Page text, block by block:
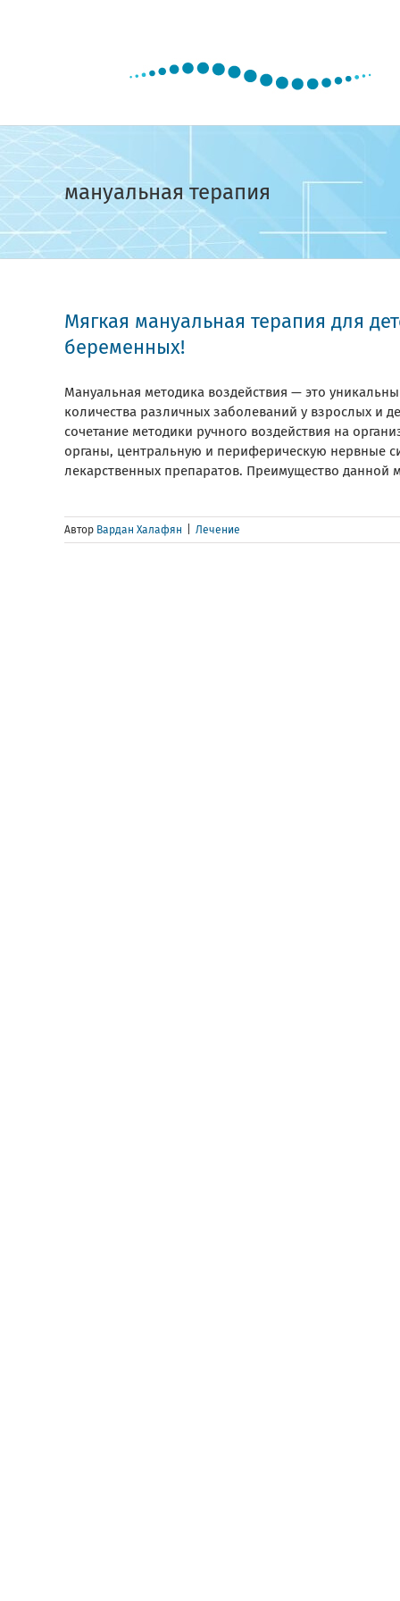
мануальная терапия
Мягкая мануальная терапия для
беременных!
Мануальная методика воздействия — это
количества различных заболеваний у взрослых и
сочетание методики ручного воздействия на
органы, центральную и периферическую нервные
лекарственных препаратов. Преимущество данной
Автор Вардан Халафян Лечение